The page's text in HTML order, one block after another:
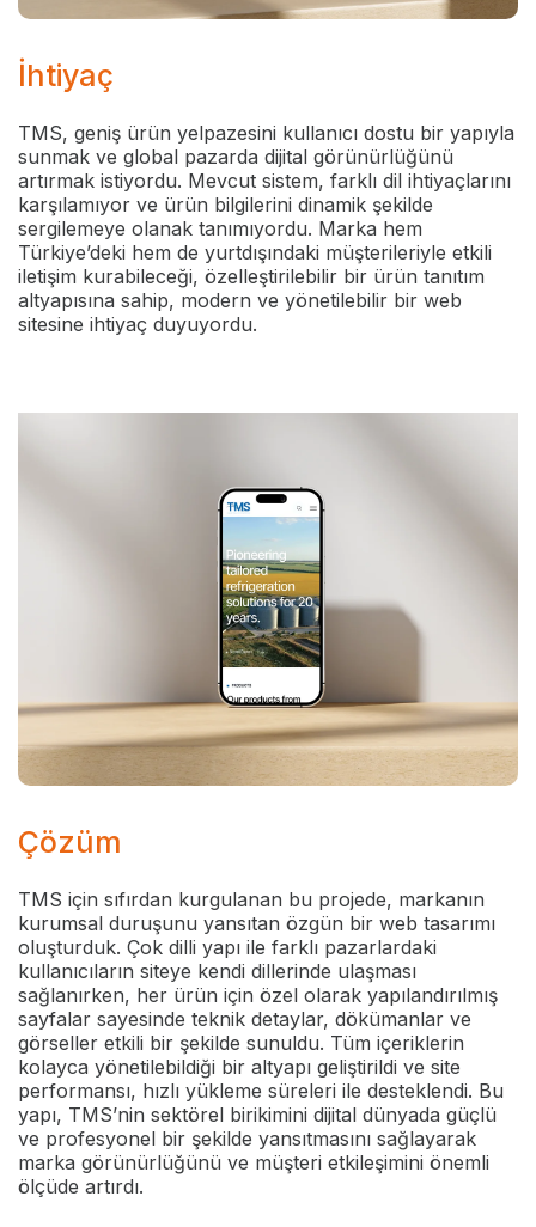
İhtiyaç
TMS, geniş ürün yelpazesini kullanıcı dostu bir yapıyla
sunmak ve global pazarda dijital görünürlüğünü
artırmak istiyordu. Mevcut sistem, farklı dil ihtiyaçlarını
karşılamıyor ve ürün bilgilerini dinamik şekilde
sergilemeye olanak tanımıyordu. Marka hem
Türkiye’deki hem de yurtdışındaki müşterileriyle etkili
iletişim kurabileceği, özelleştirilebilir bir ürün tanıtım
altyapısına sahip, modern ve yönetilebilir bir web
sitesine ihtiyaç duyuyordu.
Çözüm
TMS için sıfırdan kurgulanan bu projede, markanın
kurumsal duruşunu yansıtan özgün bir web tasarımı
oluşturduk. Çok dilli yapı ile farklı pazarlardaki
kullanıcıların siteye kendi dillerinde ulaşması
sağlanırken, her ürün için özel olarak yapılandırılmış
sayfalar sayesinde teknik detaylar, dökümanlar ve
görseller etkili bir şekilde sunuldu. Tüm içeriklerin
kolayca yönetilebildiği bir altyapı geliştirildi ve site
performansı, hızlı yükleme süreleri ile desteklendi. Bu
yapı, TMS’nin sektörel birikimini dijital dünyada güçlü
ve profesyonel bir şekilde yansıtmasını sağlayarak
marka görünürlüğünü ve müşteri etkileşimini önemli
ölçüde artırdı.